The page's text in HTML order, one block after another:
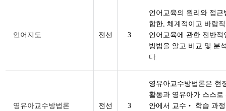
언어지도 전선 3
언어교육의 원리와 접
합한, 체계적이고 바람
언어교육에 관한 전반
방법을 알고 비교 및 분
다.
영유아교수방법론 전선 3
영유아교수방법론은 현
활동과 영유아가 스스
안에서 교수‧ 학습 과